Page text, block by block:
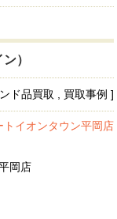
）
ド品買取 , 買取事例 ]
イオンタウン平岡店
岡店